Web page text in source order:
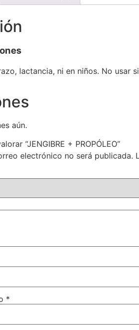
lactancia, ni en niños. No usar
aún.
“JENGIBRE + PROPÓLEO”
electrónico no será publicada.
*